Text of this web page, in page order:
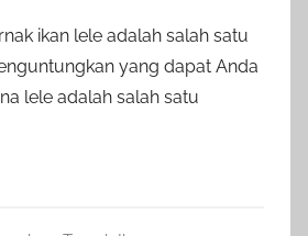
ikan lele adalah salah satu
yang dapat Anda
lele adalah salah satu